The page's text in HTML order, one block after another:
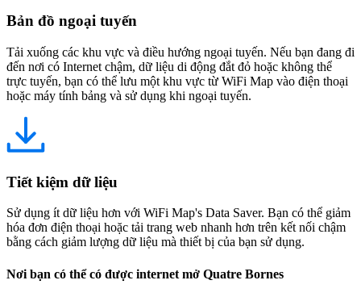
Bản đồ ngoại tuyến
Tải xuống các khu vực và điều hướng ngoại tuyến. Nếu bạn đang đi
đến nơi có Internet chậm, dữ liệu di động đắt đỏ hoặc không thể
trực tuyến, bạn có thể lưu một khu vực từ WiFi Map vào điện thoại
hoặc máy tính bảng và sử dụng khi ngoại tuyến.
Tiết kiệm dữ liệu
Sử dụng ít dữ liệu hơn với WiFi Map's Data Saver. Bạn có thể giảm
hóa đơn điện thoại hoặc tải trang web nhanh hơn trên kết nối chậm
bằng cách giảm lượng dữ liệu mà thiết bị của bạn sử dụng.
Nơi bạn có thể có được internet mở Quatre Bornes